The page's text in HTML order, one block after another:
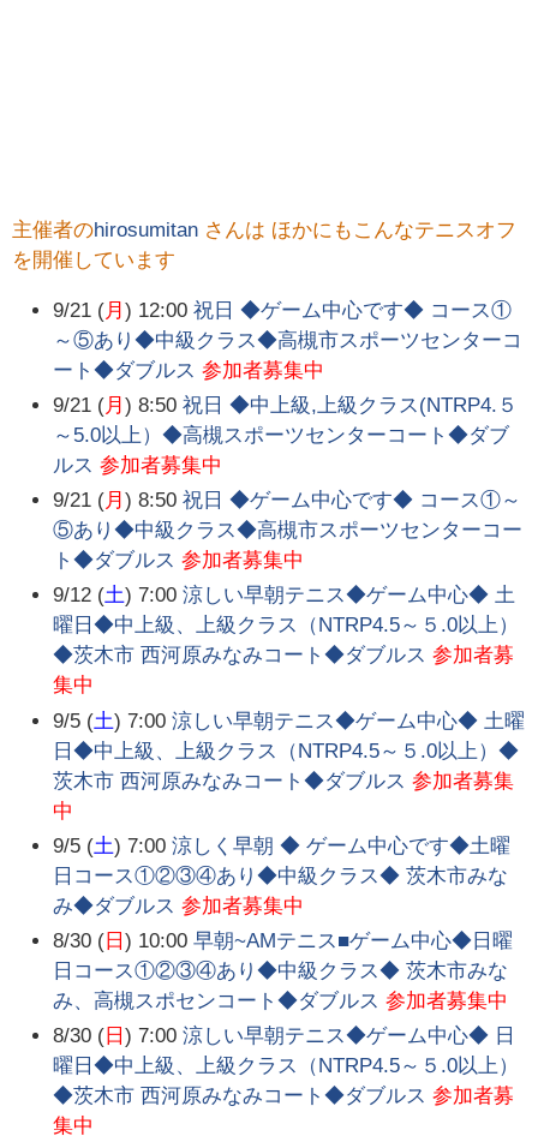
主催者のhirosumitan さんは ほかにもこんなテニスオフ
を開催しています
9/21 (月) 12:00 祝日 ◆ゲーム中心です◆ コース①
～⑤あり◆中級クラス◆高槻市スポーツセンターコ
ート◆ダブルス 参加者募集中
9/21 (月) 8:50 祝日 ◆中上級,上級クラス(NTRP4.５
～5.0以上）◆高槻スポーツセンターコート◆ダブ
ルス 参加者募集中
9/21 (月) 8:50 祝日 ◆ゲーム中心です◆ コース①～
⑤あり◆中級クラス◆高槻市スポーツセンターコー
ト◆ダブルス 参加者募集中
9/12 (土) 7:00 涼しい早朝テニス◆ゲーム中心◆ 土
曜日◆中上級、上級クラス（NTRP4.5～５.0以上）
◆茨木市 西河原みなみコート◆ダブルス 参加者募
集中
9/5 (土) 7:00 涼しい早朝テニス◆ゲーム中心◆ 土曜
日◆中上級、上級クラス（NTRP4.5～５.0以上）◆
茨木市 西河原みなみコート◆ダブルス 参加者募集
中
9/5 (土) 7:00 涼しく早朝 ◆ ゲーム中心です◆土曜
日コース①②③④あり◆中級クラス◆ 茨木市みな
み◆ダブルス 参加者募集中
8/30 ( 日) 10:00 早朝~AMテニス■ゲーム中心◆日曜
日コース①②③④あり◆中級クラス◆ 茨木市みな
み、高槻スポセンコート◆ダブルス 参加者募集中
8/30 ( 日) 7:00 涼しい早朝テニス◆ゲーム中心◆ 日
曜日◆中上級、上級クラス（NTRP4.5～５.0以上）
◆茨木市 西河原みなみコート◆ダブルス 参加者募
集中